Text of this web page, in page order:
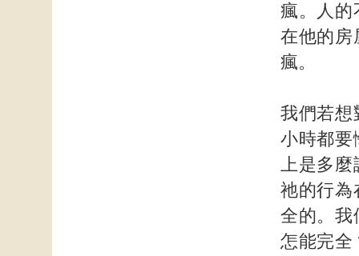
瘋。人的
在他的房
瘋。
我們若想
小時都要
上是多麼
祂的行為
全的。我
怎能完全